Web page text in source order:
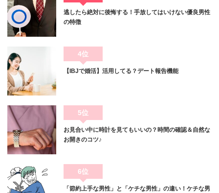
逃したら絶対に後悔する！手放してはいけない優良男性
の特徴
4位
【IBJで婚活】活用してる？デート報告機能
5位
お見合い中に時計を見てもいいの？時間の確認＆自然な
お開きのコツ♪
6位
「節約上手な男性」と「ケチな男性」の違い！ケチな男